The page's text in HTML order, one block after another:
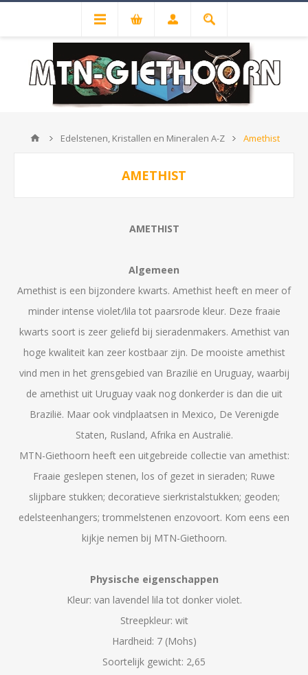
Edelstenen, Kristallen en Mineralen A-Z Amethist
AMETHIST
AMETHIST
Algemeen
Amethist is een bijzondere kwarts. Amethist heeft en meer of
minder intense violet/lila tot paarsrode kleur. Deze fraaie
kwarts soort is zeer geliefd bij sieradenmakers. Amethist van
hoge kwaliteit kan zeer kostbaar zijn. De mooiste amethist
vind men in het grensgebied van Brazilië en Uruguay, waarbij
de amethist uit Uruguay vaak nog donkerder is dan die uit
Brazilië. Maar ook vindplaatsen in Mexico, De Verenigde
Staten, Rusland, Afrika en Australië.
MTN-Giethoorn heeft een uitgebreide collectie van amethist:
Fraaie geslepen stenen, los of gezet in sieraden; Ruwe
slijpbare stukken; decoratieve sierkristalstukken; geoden;
edelsteenhangers; trommelstenen enzovoort. Kom eens een
kijkje nemen bij MTN-Giethoorn.
Physische eigenschappen
Kleur: van lavendel lila tot donker violet.
Streepkleur: wit
Hardheid: 7 (Mohs)
Soortelijk gewicht: 2,65